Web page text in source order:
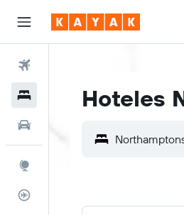
HotelesHoteles